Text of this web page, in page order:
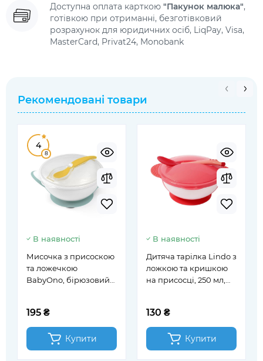
Доступна оплата карткою "Пакунок малюка",
готівкою при отриманні, безготівковий
розрахунок для юридичних осіб, LiqPay, Visa,
MasterCard, Privat24, Monobank
Рекомендовані товари
4
8
В наявності
Мисочка з присоскою
та ложечкою
BabyOno, бірюзовий
195 ₴
Купити
В наявності
Дитяча тарілка Lindo з
ложкою та кришкою
на присосці, 250 мл,
130 ₴
Купити